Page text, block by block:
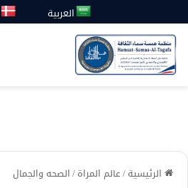
العربية
الرئيسية/عالم المراة/الصحه والجمال